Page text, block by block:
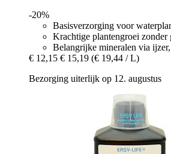
-20%
Basisverzorging voor
Krachtige plantengroei zonder
Belangrijke mineralen via
€ 12,15 € 15,19 (€ 19,44 / L)
Bezorging uiterlijk op 12. augustus